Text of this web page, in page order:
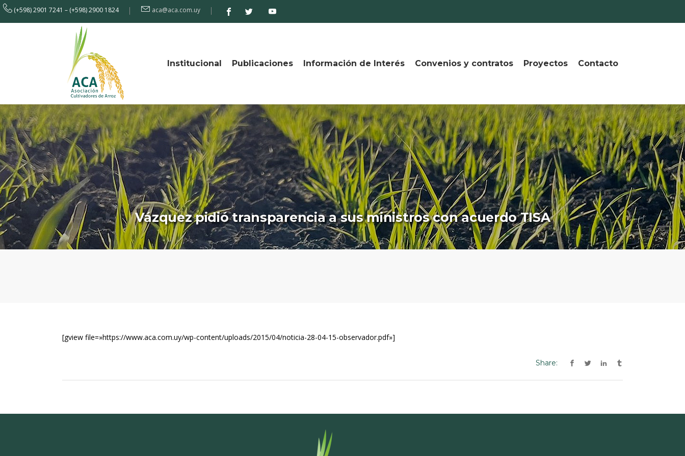
(+598) 2901 7241 – (+598) 2900 1824 aca@aca.com.uy
Institucional Publicaciones Información de Interés Convenios y contratos Proyectos Contacto
Vázquez pidió transparencia a sus ministros con acuerdo TISA
[gview file=»https://www.aca.com.uy/wp-content/uploads/2015/04/noticia-28-04-15-observador.pdf»]
Share: